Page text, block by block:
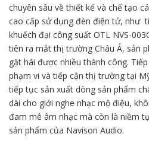
chuyên sâu về thiết kế và chế tạo
cao cấp sử dụng đèn điện tử, như
khuếch đại công suất OTL NVS-
tiên ra mắt thị trường Châu Á, sản
gặt hái được nhiều thành công.
phạm vi và tiếp cận thị trường tại
tiếp tục sản xuất dòng sản phẩm
dài cho giới nghe nhạc mộ điệu,
đam mê âm nhạc mà còn là niềm
sản phẩm của Navison Audio.